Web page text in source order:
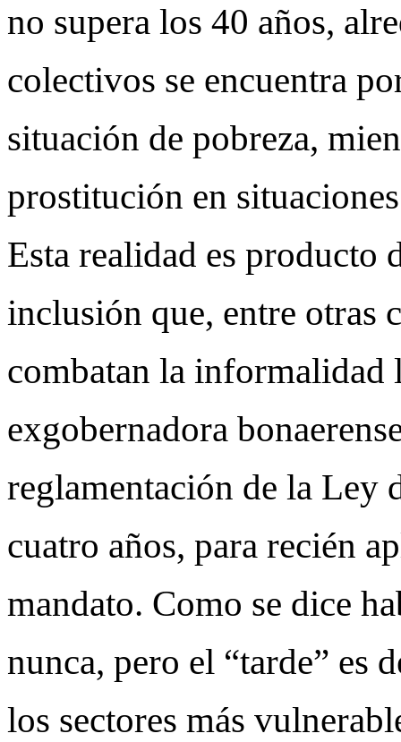
no supera los 40 años,
colectivos se encuentra
situación de pobreza,
prostitución en
Esta realidad es producto
inclusión que, entre otras
combatan la informalidad
exgobernadora
reglamentación de la Ley
cuatro años, para recién
mandato. Como se dice
nunca, pero el “tarde” es
los sectores más